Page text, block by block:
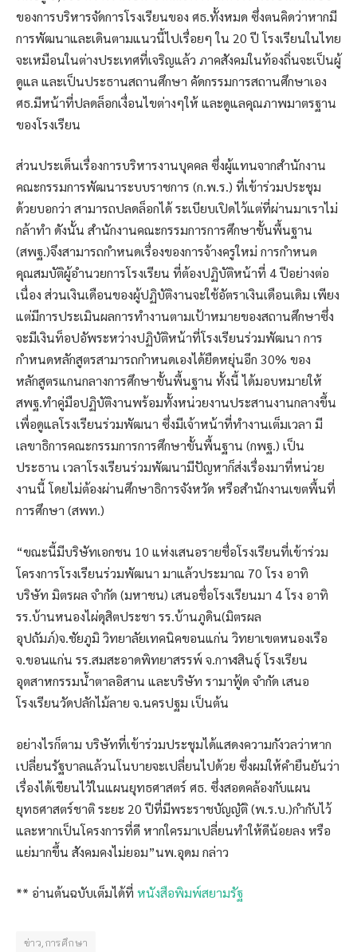
ของการบริหารจัดการโรงเรียนของ ศธ.ทั้งหมด ซึ่งตนคิดว่าหากมี
การพัฒนาและเดินตามแนวนี้ไปเรื่อยๆ ใน 20 ปี โรงเรียนในไทย
จะเหมือนในต่างประเทศที่เจริญแล้ว ภาคสังคมในท้องถิ่นจะเป็นผู้
ดูแล และเป็นประธานสถานศึกษา คัดกรรมการสถานศึกษาเอง
ศธ.มีหน้าที่ปลดล็อกเงื่อนไขต่างๆให้ และดูแลคุณภาพมาตรฐาน
ของโรงเรียน
ส่วนประเด็นเรื่องการบริหารงานบุคคล ซึ่งผู้แทนจากสำนักงาน
คณะกรรมการพัฒนาระบบราชการ (ก.พ.ร.) ที่เข้าร่วมประชุม
ด้วยบอกว่า สามารถปลดล็อกได้ ระเบียบเปิดไว้แต่ที่ผ่านมาเราไม่
กล้าทำ ดังนั้น สำนักงานคณะกรรมการการศึกษาขั้นพื้นฐาน
(สพฐ.)จึงสามารถกำหนดเรื่องของการจ้างครูใหม่ การกำหนด
คุณสมบัติผู้อำนวยการโรงเรียน ที่ต้องปฏิบัติหน้าที่ 4 ปีอย่างต่อ
เนื่อง ส่วนเงินเดือนของผู้ปฏิบัติงานจะใช้อัตราเงินเดือนเดิม เพียง
แต่มีการประเมินผลการทำงานตามเป้าหมายของสถานศึกษาซึ่ง
จะมีเงินท็อปอัพระหว่างปฏิบัติหน้าที่โรงเรียนร่วมพัฒนา การ
กำหนดหลักสูตรสามารถกำหนดเองได้ยืดหยุ่นอีก 30% ของ
หลักสูตรแกนกลางการศึกษาขั้นพื้นฐาน ทั้งนี้ ได้มอบหมายให้
สพฐ.ทำคู่มือปฏิบัติงานพร้อมทั้งหน่วยงานประสานงานกลางขึ้น
เพื่อดูแลโรงเรียนร่วมพัฒนา ซึ่งมีเจ้าหน้าที่ทำงานเต็มเวลา มี
เลขาธิการคณะกรรมการการศึกษาขั้นพื้นฐาน (กพฐ.) เป็น
ประธาน เวลาโรงเรียนร่วมพัฒนามีปัญหาก็ส่งเรื่องมาที่หน่วย
งานนี้ โดยไม่ต้องผ่านศึกษาธิการจังหวัด หรือสำนักงานเขตพื้นที่
การศึกษา (สพท.)
“ขณะนี้มีบริษัทเอกชน 10 แห่งเสนอรายชื่อโรงเรียนที่เข้าร่วม
โครงการโรงเรียนร่วมพัฒนา มาแล้วประมาณ 70 โรง อาทิ
บริษัท มิตรผล จำกัด (มหาชน) เสนอชื่อโรงเรียนมา 4 โรง อาทิ
รร.บ้านหนองไผ่ดุสิตประชา รร.บ้านภูดิน(มิตรผล
อุปถัมภ์)จ.ชัยภูมิ วิทยาลัยเทคนิคขอนแก่น วิทยาเขตหนองเรือ
จ.ขอนแก่น รร.สมสะอาดพิทยาสรรพ์ จ.กาฬสินธุ์ โรงเรียน
อุตสาหกรรมน้ำตาลอิสาน และบริษัท รามาฟู้ด จำกัด เสนอ
โรงเรียนวัดปลักไม้ลาย จ.นครปฐม เป็นต้น
อย่างไรก็ตาม บริษัทที่เข้าร่วมประชุมได้แสดงความกังวลว่าหาก
เปลี่ยนรัฐบาลแล้วนโนบายจะเปลี่ยนไปด้วย ซึ่งผมให้คำยืนยันว่า
เรื่องได้เขียนไว้ในแผนยุทธศาสตร์ ศธ. ซึ่งสอดคล้องกับแผน
ยุทธศาสตร์ชาติ ระยะ 20 ปีที่มีพระราชบัญญัติ (พ.ร.บ.)กำกับไว้
และหากเป็นโครงการที่ดี หากใครมาเปลี่ยนทำให้ดีน้อยลง หรือ
แย่มากขึ้น สังคมคงไม่ยอม”นพ.อุดม กล่าว
** อ่านต้นฉบับเต็มได้ที่ หนังสือพิมพ์สยามรัฐ
ข่าว,การศึกษา